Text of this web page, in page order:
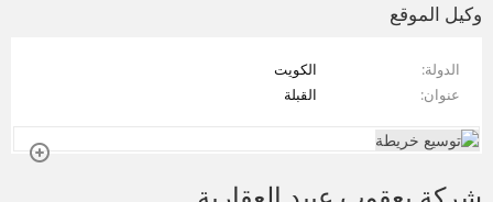
فلسطين
سوريا
تونس
وكيل الموقع
الدولة
الكويت
عنوان
القبلة